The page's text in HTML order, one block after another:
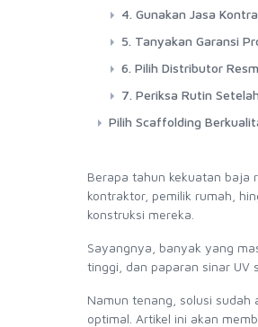
4. Gunakan Jasa
5. Tanyakan Garansi
6. Pilih Distributor
7. Periksa Rutin
Pilih Scaffolding
Berapa tahun kekuatan baja
kontraktor, pemilik rumah,
konstruksi mereka.
Sayangnya, banyak yang
tinggi, dan paparan sinar UV
Namun tenang, solusi
optimal. Artikel ini akan